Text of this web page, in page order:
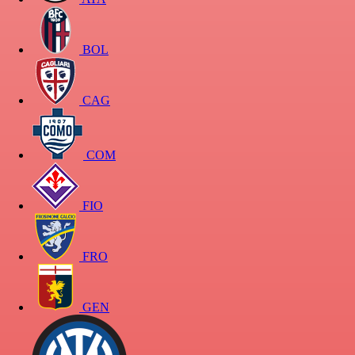
BOL
CAG
COM
FIO
FRO
GEN